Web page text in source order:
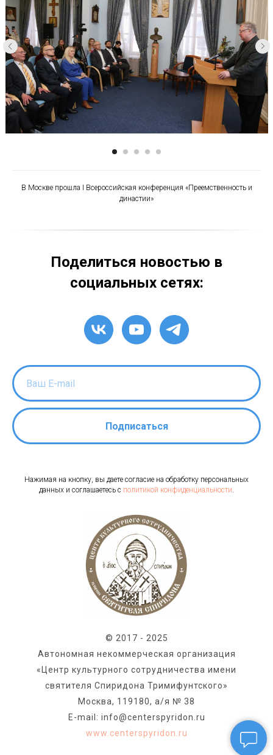
В Москве прошла I Всероссийская конференция «Преемственность и
династии»
Поделиться новостью в
социальных сетях:
Подписаться
Нажимая на кнопку, вы даете согласие на обработку персональных
данных и соглашаетесь c политикой конфиденциальности.
© 2017 - 2025
Автономная некоммерческая организация
«Центр культурного сотрудничества имени
святителя Спиридона Тримифунтского»
Москва, 119180, а/я № 38
E-mail: info@centerspyridon.ru
www.centerspyridon.ru